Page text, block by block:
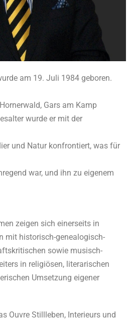
am 19. Juli 1984 geboren.
Gars am Kamp
wurde er mit der
und Natur konfrontiert, was für
war, und ihn zu eigenem
zeigen sich einerseits in
mit historisch-genealogisch-
sowie musisch-
in religiösen, literarischen
Umsetzung eigener
Ouvre Stillleben, Interieurs und